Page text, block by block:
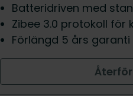
Batteridriven med
Zibee 3.0 protokoll för
Förlängd 5 års garanti